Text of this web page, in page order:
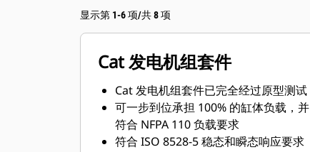
显示第 1-6 项/共 8 项
Cat 发电机组套件
Cat 发电机组套件已完全经过原型测试
可一步到位承担 100% 的缸体负载，并
符合 NFPA 110 负载要求
符合 ISO 8528-5 稳态和瞬态响应要求